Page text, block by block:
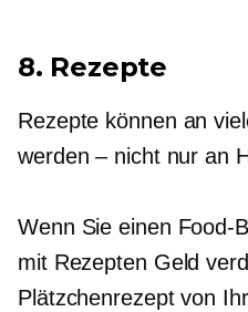
8. Rezepte
Rezepte können an
werden – nicht nur an
Wenn Sie einen Food-
mit Rezepten Geld
Plätzchenrezept von